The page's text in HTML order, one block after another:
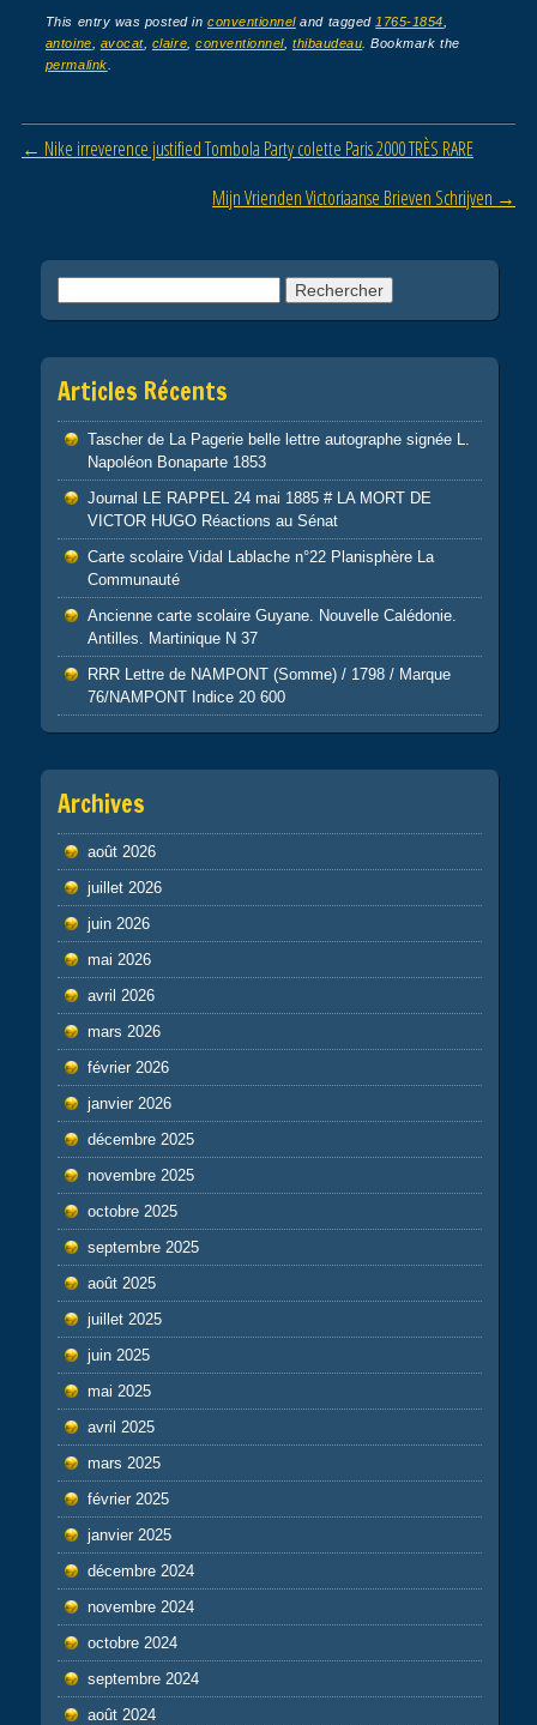
c
e
o
tt
er
ail
ta
g
This entry was posted inconventionneland tagged 1765-1854
antoine
avocat, claire ,conventionnel, thibaudeau . Bookmark the
permalink
Post navigation
← Nike irreverence justified Tombola Party colette Paris 2000 TRÈS RARE
Mijn Vrienden Victoriaanse Brieven Schrijven →
Articles Récents
Tascher de La Pagerie belle lettre autographe signée L.
Napoléon Bonaparte 1853
Journal LE RAPPEL 24 mai 1885 # LA MORT DE
VICTOR HUGO Réactions au Sénat
Carte scolaire Vidal Lablache n°22 Planisphère La
Communauté
Ancienne carte scolaire Guyane. Nouvelle Calédonie.
Antilles. Martinique N 37
RRR Lettre de NAMPONT (Somme) / 1798 / Marque
76/NAMPONT Indice 20 600
Archives
août 2026
juillet 2026
juin 2026
mai 2026
avril 2026
mars 2026
février 2026
janvier 2026
décembre 2025
novembre 2025
octobre 2025
septembre 2025
août 2025
juillet 2025
juin 2025
mai 2025
avril 2025
mars 2025
février 2025
janvier 2025
décembre 2024
novembre 2024
octobre 2024
septembre 2024
août 2024